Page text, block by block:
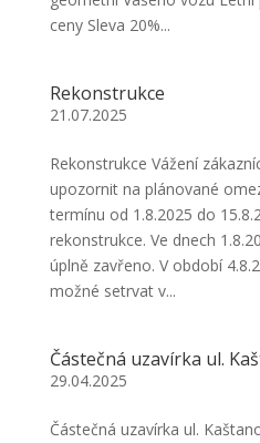
ceny Sleva 20%...
Rekonstrukce
21.07.2025
Rekonstrukce Vážení
upozornit na plánované
termínu od 1.8.2025 do
rekonstrukce. Ve dnech
úplně zavřeno. V období
možné setrvat v...
Částečná uzavírka ul.
29.04.2025
Částečná uzavírka ul.